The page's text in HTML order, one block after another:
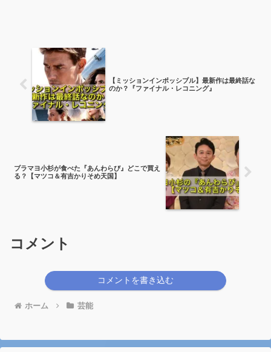
【ミッションインポッシブル】最新作は最終話な
のか？『ファイナル・レコニング』
ブラマヨ小杉が食べた『あんわらび』どこで買え
る？【マツコ＆有吉かりそめ天国】
コメント
コメントを書き込む
ホーム 芸能